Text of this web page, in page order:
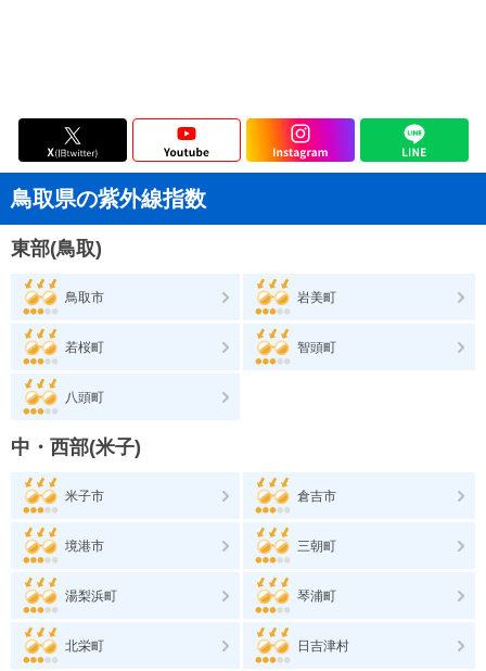
鳥取県の紫外線指数
東部(鳥取)
鳥取市 岩美町
若桜町 智頭町
八頭町
中・西部(米子)
米子市 倉吉市
境港市 三朝町
湯梨浜町 琴浦町
北栄町 日吉津村